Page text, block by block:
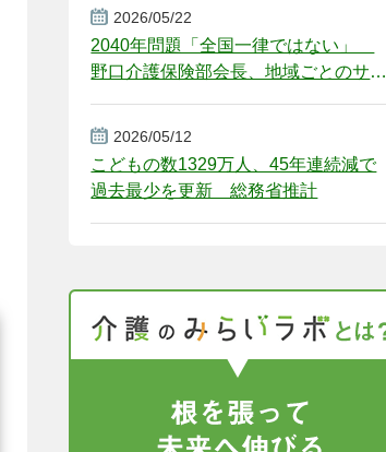
2026/05/22
2040年問題「全国一律ではない」
野口介護保険部会長、地域ごとのサー
2026/05/12
こどもの数1329万人、45年連続減で
過去最少を更新 総務省推計